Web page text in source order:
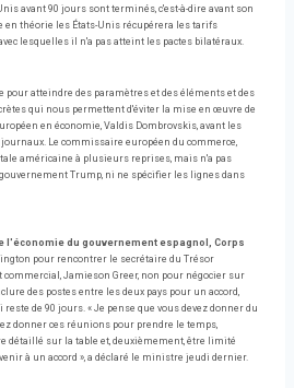
avant 90 jours sont terminés, c'est-à-dire avant son
en théorie les États-Unis récupérera les tarifs
lesquelles il n'a pas atteint les pactes bilatéraux.
pour atteindre des paramètres et des éléments et des
qui nous permettent d'éviter la mise en œuvre de
en économie, Valdis Dombrovskis, avant les
Le commissaire européen du commerce,
américaine à plusieurs reprises, mais n'a pas
Trump, ni ne spécifier les lignes dans
l'économie du gouvernement espagnol, Corps
pour rencontrer le secrétaire du Trésor
Jamieson Greer, non pour négocier sur
des postes entre les deux pays pour un accord,
de 90 jours. « Je pense que vous devez donner du
donner ces réunions pour prendre le temps,
détaillé sur la table et, deuxièmement, être limité
à un accord », a déclaré le ministre jeudi dernier.